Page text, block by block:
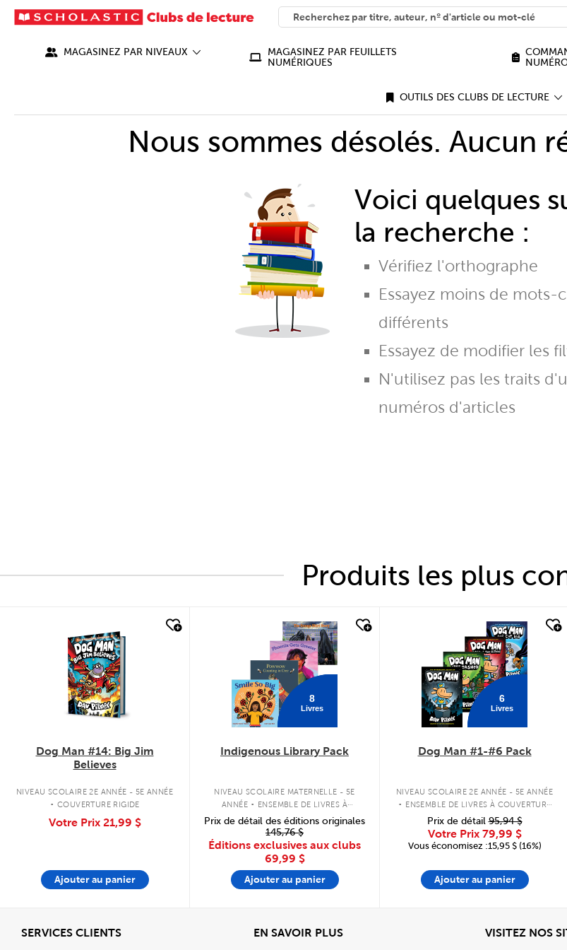
SEARCH
What can we help you find?
MAGASINEZ PAR NIVEAUX
MAGASINEZ PAR FEUILLETS
NUMÉRIQUES
OUTILS DES CLUBS DE LECTURE
Nous sommes désolés. Aucun
Voici quelques
la recherche :
Vérifiez l'orthographe
Essayez moins de
différents
Essayez de modifier les
N'utilisez pas les traits
numéros d'articles
Produits les plus
Dog Man #14: Big Jim
Believes
NIVEAU SCOLAIRE 2E ANNÉE - 5E ANNÉE
. COUVERTURE RIGIDE
Votre Prix 21,99 $
Ajouter au panier
8
Livres
Indigenous Library Pack
NIVEAU SCOLAIRE MATERNELLE - 5E
ANNÉE . ENSEMBLE DE LIVRES À
COUVERTURE SOUPLE
Prix de détail des éditions originales
145,76 $
Éditions exclusives aux clubs
69,99 $
Ajouter au panier
6
Livres
Dog Man #1-#6 Pack
NIVEAU SCOLAIRE 2E ANNÉE - 5E ANNÉE
. ENSEMBLE DE LIVRES À COUVERTURE
RIGIDE
Prix de détail95,94 $
Votre Prix 79,99 $
Vous économisez :15,95 $ (16%)
Ajouter au panier
SERVICES CLIENTSAfficher EN SAVOIR PLUSView VISITEZ NOS